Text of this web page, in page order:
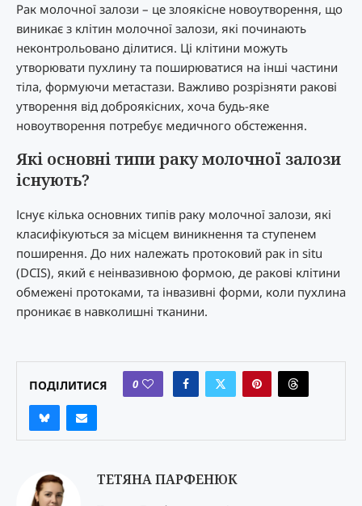
Рак молочної залози – це злоякісне новоутворення, що
виникає з клітин молочної залози, які починають
неконтрольовано ділитися. Ці клітини можуть
утворювати пухлину та поширюватися на інші частини
тіла, формуючи метастази. Важливо розрізняти ракові
утворення від доброякісних, хоча будь-яке
новоутворення потребує медичного обстеження.
Які основні типи раку молочної залози
існують?
Існує кілька основних типів раку молочної залози, які
класифікуються за місцем виникнення та ступенем
поширення. До них належать протоковий рак in situ
(DCIS), який є неінвазивною формою, де ракові клітини
обмежені протоками, та інвазивні форми, коли пухлина
проникає в навколишні тканини.
ПОДІЛИТИСЯ 0
ТЕТЯНА ПАРФЕНЮК